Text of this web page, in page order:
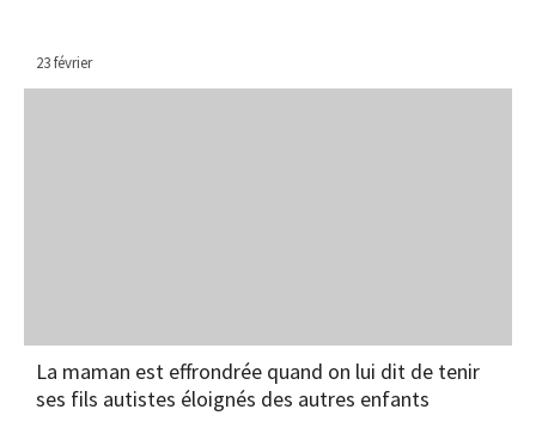
23 février
La maman est effrondrée quand on lui dit de tenir
ses fils autistes éloignés des autres enfants